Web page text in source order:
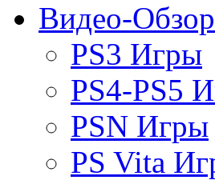
Видео-
PS3 Игры
PS4-PS5
PSN Игры
PS Vita